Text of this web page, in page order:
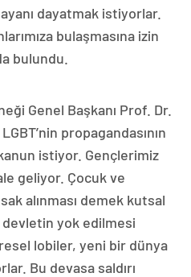
dayatmak istiyorlar.
bulaşmasına izin
bulundu.
Genel Başkanı Prof. Dr.
propagandasının
istiyor. Gençlerimiz
geliyor. Çocuk ve
alınması demek kutsal
yok edilmesi
lobiler, yeni bir dünya
Bu devasa saldırı